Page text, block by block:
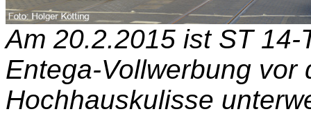
Am 20.2.2015 ist ST
Entega-Vollwerbung vor
Hochhauskulisse